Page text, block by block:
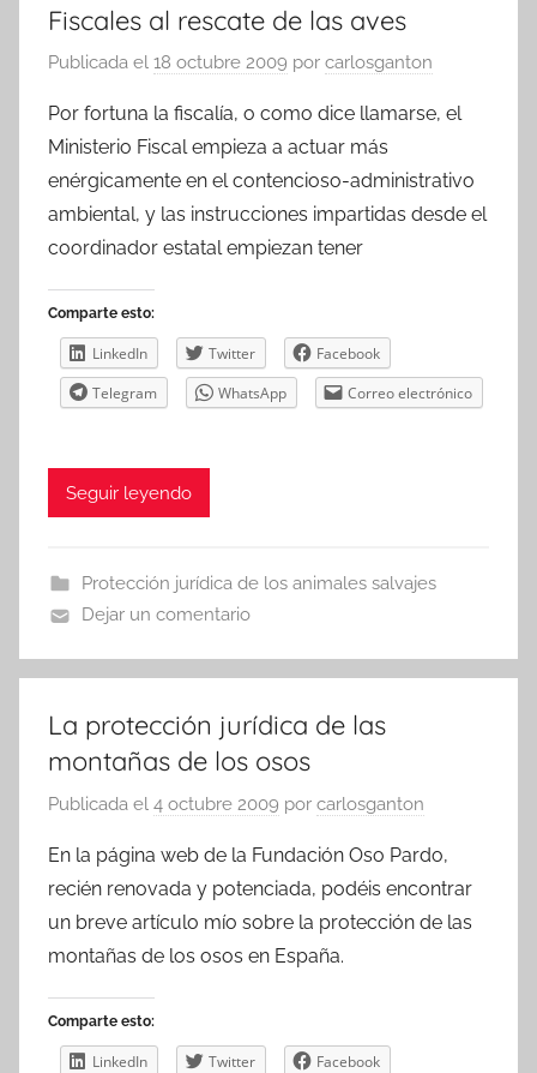
Fiscales al rescate de las aves
Publicada el 18 octubre 2009 por carlosganton
Por fortuna la fiscalía, o como dice llamarse, el
Ministerio Fiscal empieza a actuar más
enérgicamente en el contencioso-administrativo
ambiental, y las instrucciones impartidas desde el
coordinador estatal empiezan tener
Comparte esto:
LinkedIn Twitter
Facebook
Telegram
WhatsApp Correo electrónico
Seguir leyendo
Protección jurídica de los animales salvajes
Dejar un comentario
La protección jurídica de las
montañas de los osos
Publicada el 4 octubre 2009 por carlosganton
En la página web de la Fundación Oso Pardo,
recién renovada y potenciada, podéis encontrar
un breve artículo mío sobre la protección de las
montañas de los osos en España.
Comparte esto:
LinkedIn Twitter
Facebook